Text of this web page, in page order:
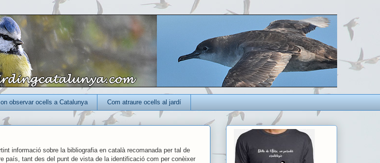
on observar ocells a Catalunya Com atraure ocells al jardí
informació sobre la bibliografia en català recomanada per tal de
país, tant des del punt de vista de la identificació com per conèixer